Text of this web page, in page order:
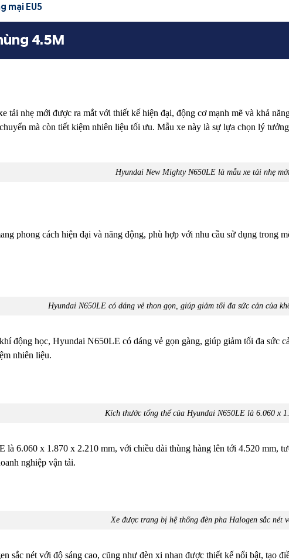
mại EU5
4.5M
tải nhẹ mới được ra mắt với thiết kế hiện đại, động cơ mạnh mẽ và khả
mà còn tiết kiệm nhiên liệu tối ưu. Mẫu xe này là sự lựa chọn lý
Hyundai New Mighty N650LE là mẫu xe tải nhẹ
phong cách hiện đại và năng động, phù hợp với nhu cầu sử dụng trong
Hyundai N650LE có dáng vẻ thon gọn, giúp giảm tối đa sức cản của
động học, Hyundai N650LE có dáng vẻ gọn gàng, giúp giảm tối đa
nhiên liệu.
Kích thước tổng thể của Hyundai N650LE là 6.060 x
6.060 x 1.870 x 2.210 mm, với chiều dài thùng hàng lên tới 4.520 mm,
nghiệp vận tải.
Xe được trang bị hệ thống đèn pha Halogen sắc nét
sắc nét với độ sáng cao, cũng như đèn xi nhan được thiết kế nổi bật, tạo